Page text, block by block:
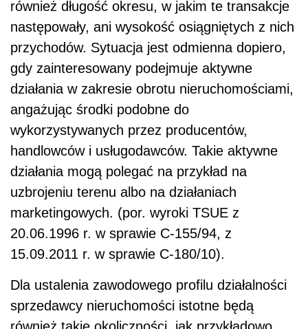
również długość okresu, w jakim te transakcje
następowały, ani wysokość osiągniętych z nich
przychodów. Sytuacja jest odmienna dopiero,
gdy zainteresowany podejmuje aktywne
działania w zakresie obrotu nieruchomościami,
angażując środki podobne do
wykorzystywanych przez producentów,
handlowców i usługodawców. Takie aktywne
działania mogą polegać na przykład na
uzbrojeniu terenu albo na działaniach
marketingowych. (por. wyroki TSUE z
20.06.1996 r. w sprawie C-155/94, z
15.09.2011 r. w sprawie C-180/10).
Dla ustalenia zawodowego profilu działalności
sprzedawcy nieruchomości istotne będą
również takie okoliczności, jak przykładowo